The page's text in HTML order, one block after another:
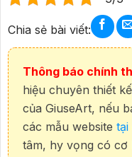
Chia sẻ bài viết:
Thông báo chính
hiệu chuyên thiết
của GiuseArt, nếu
các mẫu website tại
tâm, hy vọng có cơ